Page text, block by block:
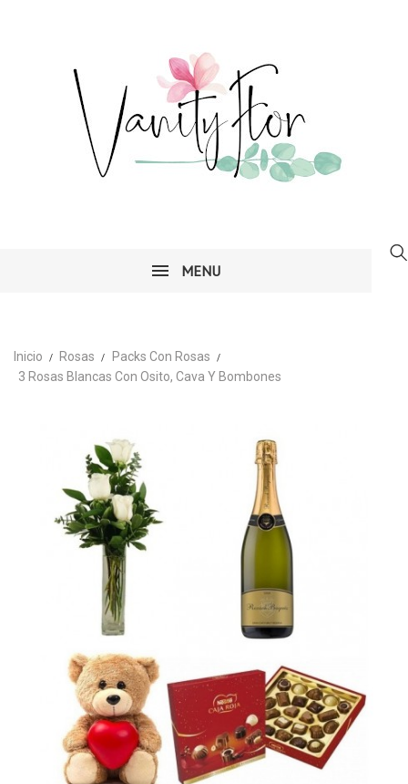
MENU
Inicio Rosas
Packs Con Rosas
3 Rosas Blancas Con Osito, Cava Y Bombones